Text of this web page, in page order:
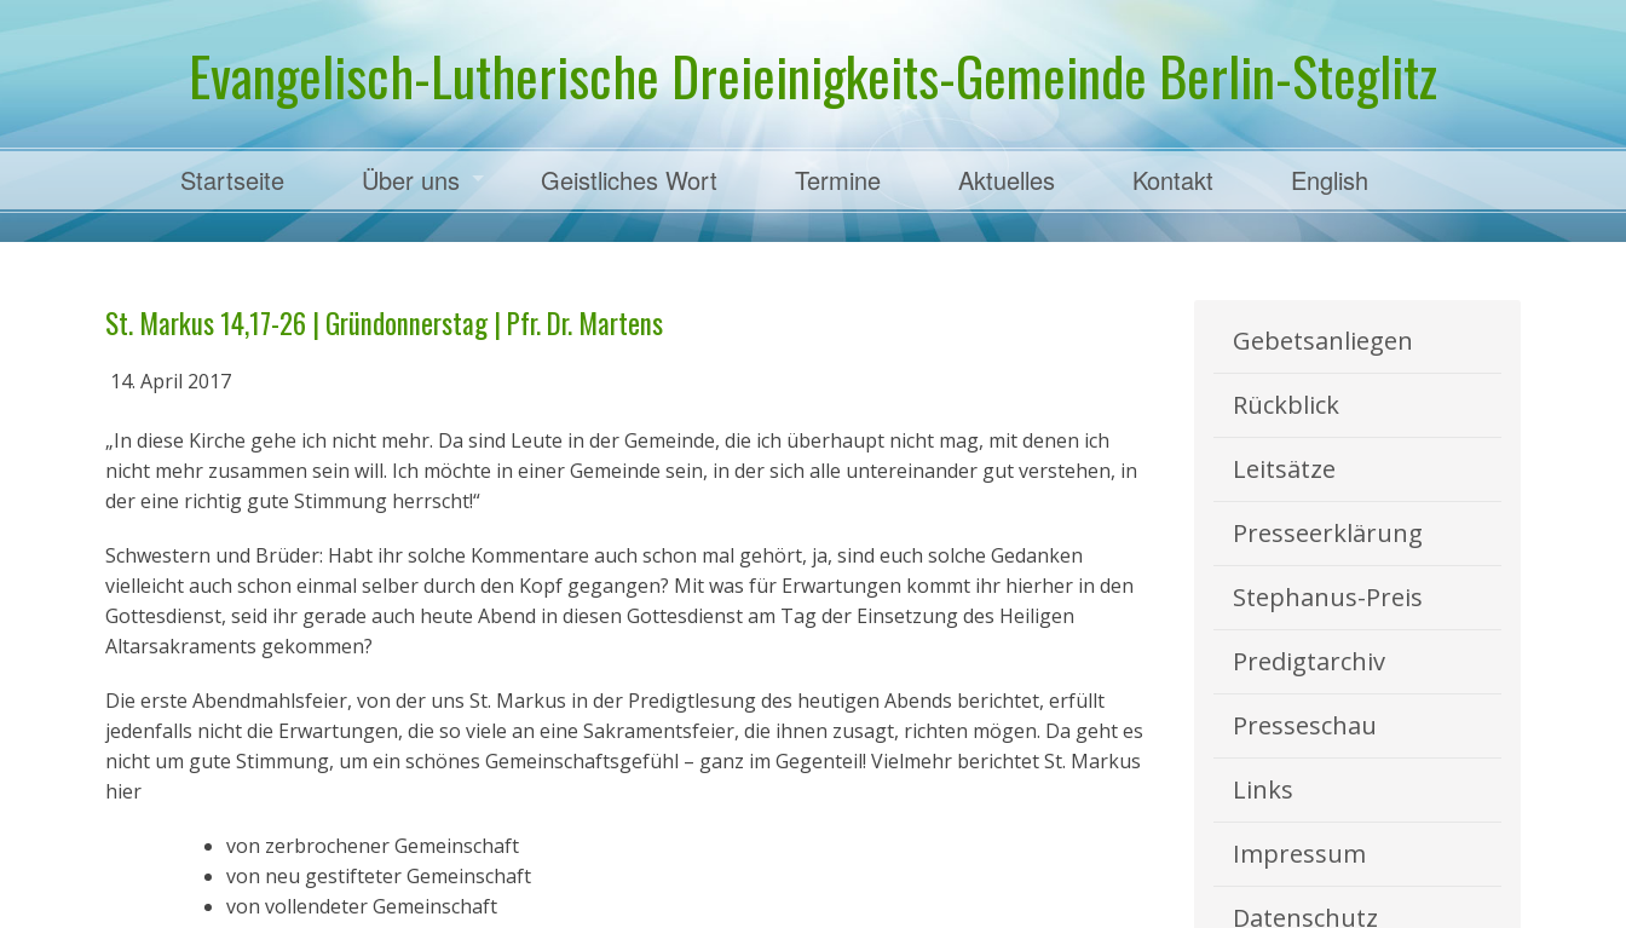
Evangelisch-Lutherische Dreieinigkeits-Gemeinde Berlin-Steglitz
Startseite
Über uns
Pfarrer Dr. Martens
Geistliches Wort Termine Aktuelles Kontakt English
St. Markus 14,17-26 | Gründonnerstag | Pfr. Dr. Martens
14. April 2017
„In diese Kirche gehe ich nicht mehr. Da sind Leute in der Gemeinde, die ich überhaupt nicht mag, mit denen ich
nicht mehr zusammen sein will. Ich möchte in einer Gemeinde sein, in der sich alle untereinander gut verstehen, in
der eine richtig gute Stimmung herrscht!“
Schwestern und Brüder: Habt ihr solche Kommentare auch schon mal gehört, ja, sind euch solche Gedanken
vielleicht auch schon einmal selber durch den Kopf gegangen? Mit was für Erwartungen kommt ihr hierher in den
Gottesdienst, seid ihr gerade auch heute Abend in diesen Gottesdienst am Tag der Einsetzung des Heiligen
Altarsakraments gekommen?
Die erste Abendmahlsfeier, von der uns St. Markus in der Predigtlesung des heutigen Abends berichtet, erfüllt
jedenfalls nicht die Erwartungen, die so viele an eine Sakramentsfeier, die ihnen zusagt, richten mögen. Da geht es
nicht um gute Stimmung, um ein schönes Gemeinschaftsgefühl – ganz im Gegenteil! Vielmehr berichtet St. Markus
hier
von zerbrochener Gemeinschaft
von neu gestifteter Gemeinschaft
von vollendeter Gemeinschaft
Gebetsanliegen
Rückblick
Leitsätze
Presseerklärung
Stephanus-Preis
Predigtarchiv
Presseschau
Links
Impressum
Datenschutz